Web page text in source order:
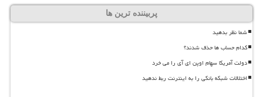
پربیننده ترین ها
شما نظر بدهید
کدام حساب ها حذف شدند؟
دولت آمریکا سهام اوپن ای آی را می خرد
اختلالات شبکه بانکی را به اینترنت ربط ندهید